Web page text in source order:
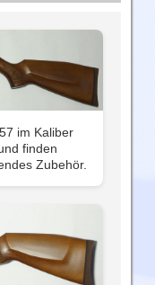
im Kaliber
finden
Zubehör.